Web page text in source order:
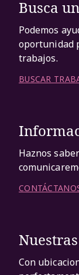
Busca
Podemos
oportunidad
trabajos.
BUSCAR
Haznos
Con